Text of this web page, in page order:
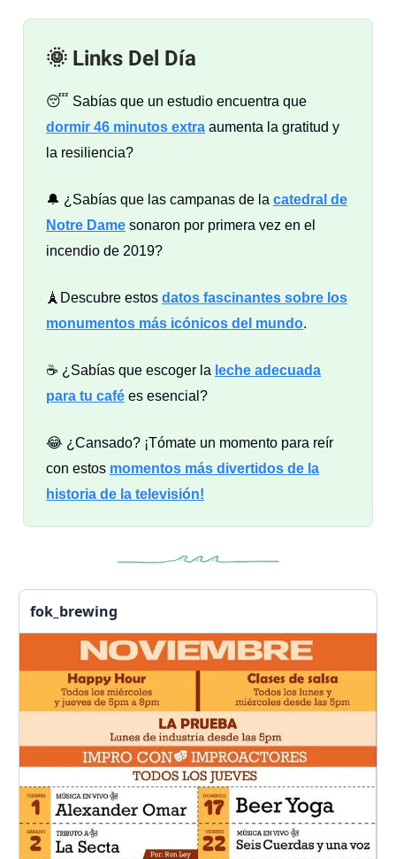
🌞 Links Del Día
😴 Sabías que un estudio encuentra que
dormir 46 minutos extra aumenta la gratitud y
la resiliencia?
🔔 ¿Sabías que las campanas de la catedral de
Notre Dame sonaron por primera vez en el
incendio de 2019?
🗼Descubre estos datos fascinantes sobre los
monumentos más icónicos del mundo.
☕ ¿Sabías que escoger la leche adecuada
para tu café es esencial?
😂 ¿Cansado? ¡Tómate un momento para reír
con estos momentos más divertidos de la
historia de la televisión!
fok_brewing